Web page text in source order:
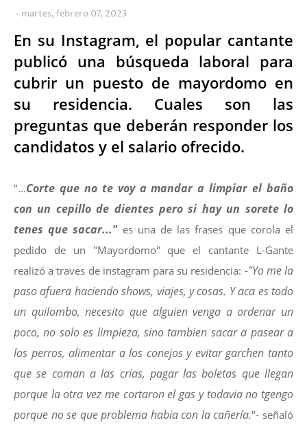
martes, febrero 07, 2023
En su Instagram, el popular cantante
publicó una búsqueda laboral para
cubrir un puesto de mayordomo en
su residencia. Cuales son las
preguntas que deberán responder los
candidatos y el salario ofrecido.
"...Corte que no te voy a mandar a limpiar el baño
con un cepillo de dientes pero si hay un sorete lo
tenes que sacar..."es una de las frases que corola el
pedido de un "Mayordomo" que el cantante L-Gante
realizó a traves de instagram para su residencia: -"Yo me la
paso afuera haciendo shows, viajes, y cosas. Y aca es todo
un quilombo, necesito que alguien venga a ordenar un
poco, no solo es limpieza, sino tambien sacar a pasear a
los perros, alimentar a los conejos y evitar garchen tanto
que se coman a las crias, pagar las boletas que llegan
porque la otra vez me cortaron el gas y todavia no tgengo
porque no se que problema habia con la cañería."- señaló